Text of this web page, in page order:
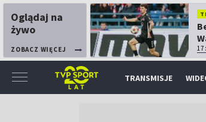
Oglądaj na
żywo
ZOBACZ WIĘCEJ
TRANSMISJE